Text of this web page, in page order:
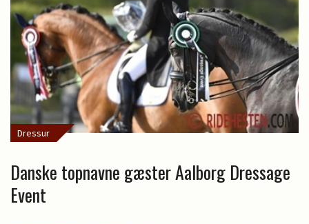
Dressur
Danske topnavne gæster Aalborg Dressage
Event